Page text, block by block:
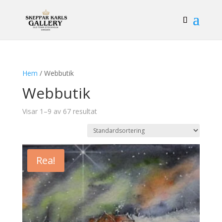
Hem / Webbutik
Webbutik
Visar 1–9 av 67 resultat
Rea!